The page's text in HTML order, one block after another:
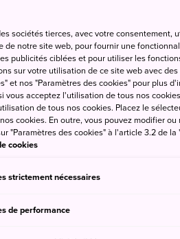
Conseils d'organisation
Si le
sociétés tierces, avec votre consentement,
de notre site web, pour fournir une
publicités ciblées et pour utiliser les
sur votre utilisation de ce site web avec
et nos "Paramètres des cookies" pour plus
vous acceptez l'utilisation de tous nos
de tous nos cookies. Placez le
cookies. En outre, vous pouvez modifier
"Paramètres des cookies" à l'article 3.2 de
cookies
strictement nécessaires
de performance